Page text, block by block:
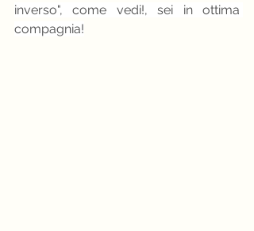
inverso", come vedi!, sei in ottima
compagnia!